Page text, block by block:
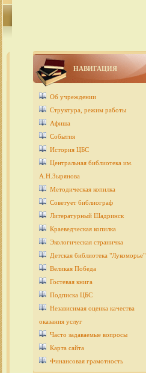
НАВИГАЦИЯ
Об учреждении
Структура, режим работы
Афиша
События
История ЦБС
Центральная библиотека им.
А.Н.Зырянова
Методическая копилка
Советует библиограф
Литературный Шадринск
Краеведческая копилка
Экологическая страничка
Детcкая библиотека "Лукоморье"
Великая Победа
Гостевая книга
Подписка ЦБС
Независимая оценка качества
оказания услуг
Часто задаваемые вопросы
Карта сайта
Финансовая грамотность